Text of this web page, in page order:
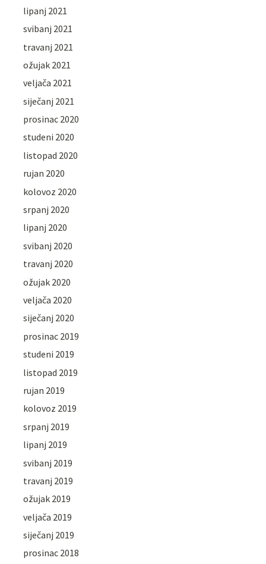
lipanj 2021
svibanj 2021
travanj 2021
ožujak 2021
veljača 2021
siječanj 2021
prosinac 2020
studeni 2020
listopad 2020
rujan 2020
kolovoz 2020
srpanj 2020
lipanj 2020
svibanj 2020
travanj 2020
ožujak 2020
veljača 2020
siječanj 2020
prosinac 2019
studeni 2019
listopad 2019
rujan 2019
kolovoz 2019
srpanj 2019
lipanj 2019
svibanj 2019
travanj 2019
ožujak 2019
veljača 2019
siječanj 2019
prosinac 2018